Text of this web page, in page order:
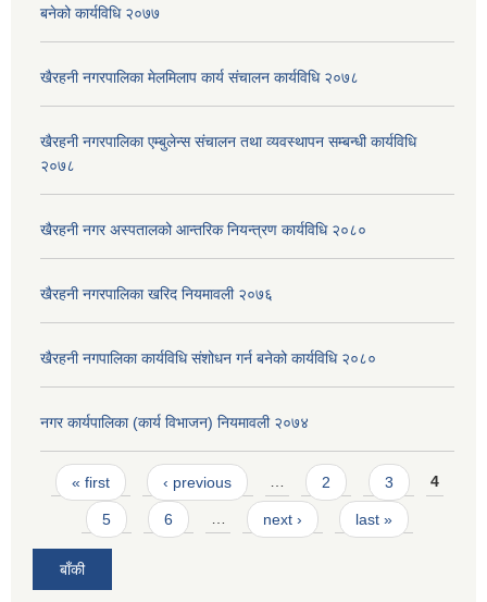
बनेको कार्यविधि २०७७
खैरहनी नगरपालिका मेलमिलाप कार्य संचालन कार्यविधि २०७८
खैरहनी नगरपालिका एम्बुलेन्स संचालन तथा व्यवस्थापन सम्बन्धी कार्यविधि
२०७८
खैरहनी नगर अस्पतालको आन्तरिक नियन्त्रण कार्यविधि २०८०
खैरहनी नगरपालिका खरिद नियमावली २०७६
खैरहनी नगपालिका कार्यविधि संशोधन गर्न बनेको कार्यविधि २०८०
नगर कार्यपालिका (कार्य विभाजन) नियमावली २०७४
Pages
« first ‹ previous … 2 3 4
5 6 … next › last »
बाँकी